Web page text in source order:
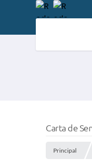
Carta de
Principal